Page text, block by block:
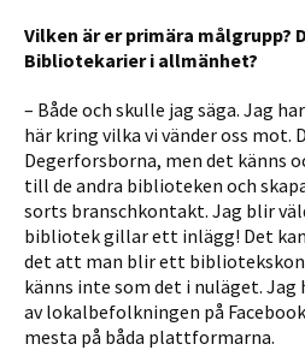
Vilken är er primära målgrupp?
Bibliotekarier i allmänhet?
– Både och skulle jag säga. Jag
här kring vilka vi vänder oss mot.
Degerforsborna, men det känns
till de andra biblioteken och
sorts branschkontakt. Jag blir
bibliotek gillar ett inlägg! Det
det att man blir ett
känns inte som det i nuläget.
av lokalbefolkningen på
mesta på båda plattformarna.